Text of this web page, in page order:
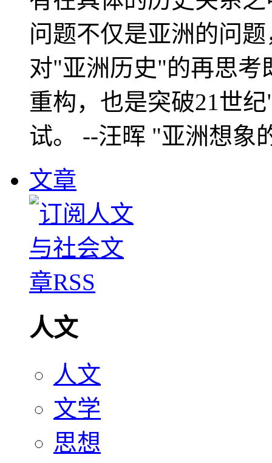
问题不仅是亚洲的问
对"亚洲历史"的再思考
重构，也是突破21世
试。 --汪晖 "亚洲想象
文章
人文
人文
文学
思想